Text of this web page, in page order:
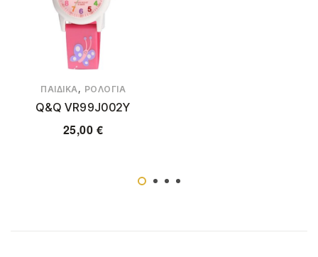
ΠΑΙΔΙΚΆ, ΡΟΛΌΓΙΑ
Q&Q VR99J002Y
25,00 €